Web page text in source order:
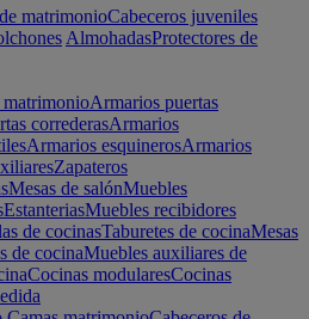
matrimonioCabeceros juveniles
AlmohadasProtectores de
Armarios puertas
correderasArmarios
Armarios esquinerosArmarios
Zapateros
Mesas de salónMuebles
EstanteriasMuebles recibidores
de cocinasTaburetes de cocinaMesas
de cocinaMuebles auxiliares de
Cocinas modularesCocinas